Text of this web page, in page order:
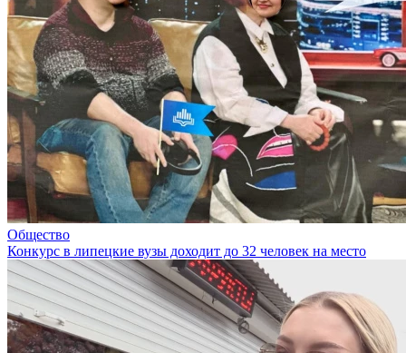
Общество
Конкурс в липецкие вузы доходит до 32 человек на место